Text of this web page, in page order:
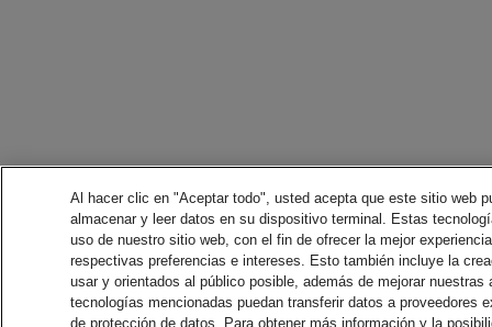
Al hacer clic en "Aceptar todo", usted acepta que este sitio web
almacenar y leer datos en su dispositivo terminal. Estas
uso de nuestro sitio web, con el fin de ofrecer la mejor
respectivas preferencias e intereses. Esto también incluye la
usar y orientados al público posible, además de mejorar
tecnologías mencionadas puedan transferir datos a proveedores
de protección de datos. Para obtener más información y la